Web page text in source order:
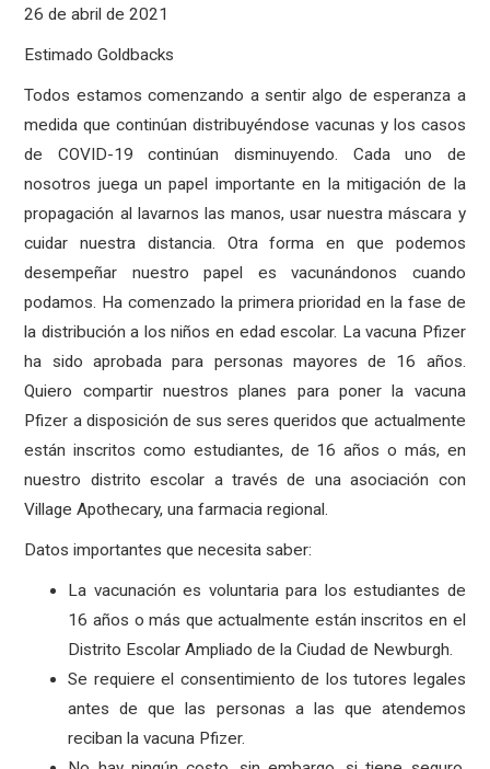
26 de abril de 2021
Estimado Goldbacks
Todos estamos comenzando a sentir algo de esperanza a
medida que continúan distribuyéndose vacunas y los casos
de COVID-19 continúan disminuyendo. Cada uno de
nosotros juega un papel importante en la mitigación de la
propagación al lavarnos las manos, usar nuestra máscara y
cuidar nuestra distancia. Otra forma en que podemos
desempeñar nuestro papel es vacunándonos cuando
podamos. Ha comenzado la primera prioridad en la fase de
la distribución a los niños en edad escolar. La vacuna Pfizer
ha sido aprobada para personas mayores de 16 años.
Quiero compartir nuestros planes para poner la vacuna
Pfizer a disposición de sus seres queridos que actualmente
están inscritos como estudiantes, de 16 años o más, en
nuestro distrito escolar a través de una asociación con
Village Apothecary, una farmacia regional.
Datos importantes que necesita saber:
La vacunación es voluntaria para los estudiantes de
16 años o más que actualmente están inscritos en el
Distrito Escolar Ampliado de la Ciudad de Newburgh.
Se requiere el consentimiento de los tutores legales
antes de que las personas a las que atendemos
reciban la vacuna Pfizer.